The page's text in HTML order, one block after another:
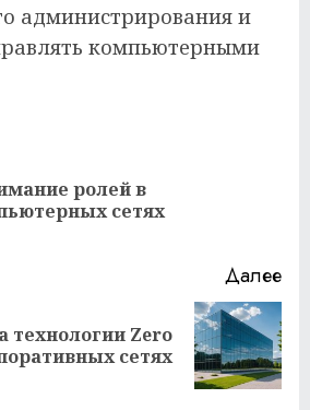
администрирования и
компьютерными
ролей в
сетях
Далее
технологии Zero
сетях